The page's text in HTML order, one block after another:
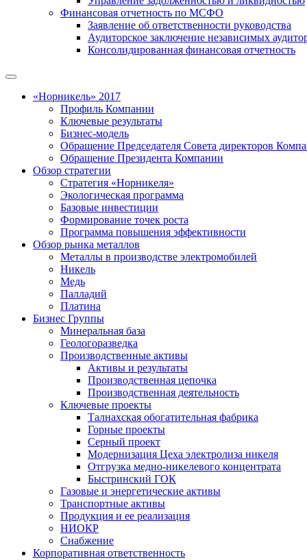
Финансовая отчетность по МСФО
Заявление об ответственности руководства
Аудиторское заключение независимых
Консолидированная финансовая отчетность
«Норникель» 2017
Профиль Компании
Ключевые результаты
Бизнес-модель
Обращение Председателя Совета директоров
Обращение Президента Компании
Обзор стратегии
Стратегия «Норникеля»
Экологическая программа
Базовые инвестиции
Формирование точек роста
Программа повышения эффективности
Обзор рынка металлов
Металлы в производстве электромобилей
Никель
Медь
Палладий
Платина
Бизнес Группы
Минеральная база
Геологоразведка
Производственные активы
Активы и результаты
Производственная цепочка
Производственная деятельность
Ключевые проекты
Талнахская обогатительная фабрика
Горные проекты
Серный проект
Модернизация Цеха электролиза никеля
Отгрузка медно-никелевого концентрата
Быстринский ГОК
Газовые и энергетические активы
Транспортные активы
Продукция и ее реализация
НИОКР
Снабжение
Корпоративная ответственность